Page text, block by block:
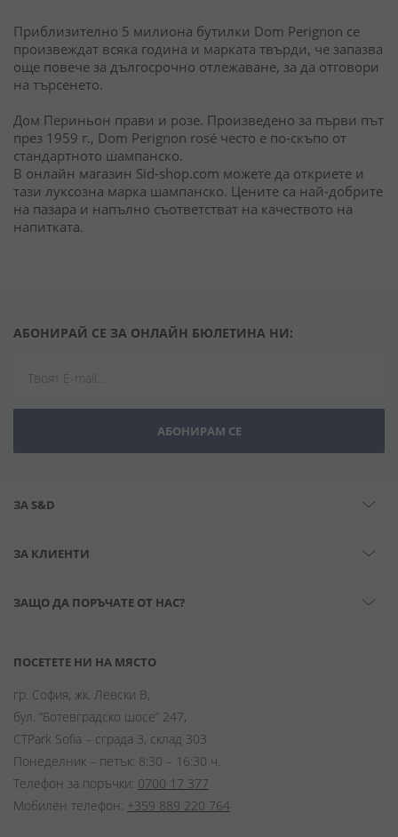
Приблизително 5 милиона бутилки Dom Perignon се
произвеждат всяка година и марката твърди, че запазва
още повече за дългосрочно отлежаване, за да отговори
на търсенето.
Дом Периньон прави и розе. Произведено за първи път
през 1959 г., Dom Perignon rosé често е по-скъпо от
стандартното шампанско.
В онлайн магазин Sid-shop.com можете да откриете и
тази луксозна марка шампанско. Цените са най-добрите
на пазара и напълно съответстват на качеството на
напитката.
АБОНИРАЙ СЕ ЗА ОНЛАЙН БЮЛЕТИНА НИ:
АБОНИРАМ СЕ
ЗА S&D
ЗА КЛИЕНТИ
ЗАЩО ДА ПОРЪЧАТЕ ОТ НАС?
ПОСЕТЕТЕ НИ НА МЯСТО
гр. София, жк. Левски В,
бул. “Ботевградско шосе” 247,
CTPark Sofia – сграда 3, склад 303
Понеделник – петък: 8:30 – 16:30 ч.
Телефон за поръчки: 0700 17 377
Мобилен телефон: +359 889 220 764